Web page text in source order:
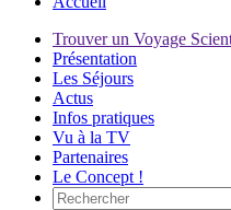
Trouver un Voyage
Présentation
Les Séjours
Actus
Infos pratiques
Vu à la TV
Partenaires
Le Concept !